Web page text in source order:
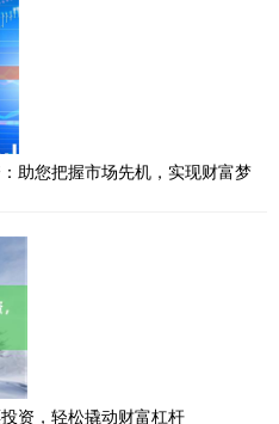
助您把握市场先机，实现财富梦
资，轻松撬动财富杠杆